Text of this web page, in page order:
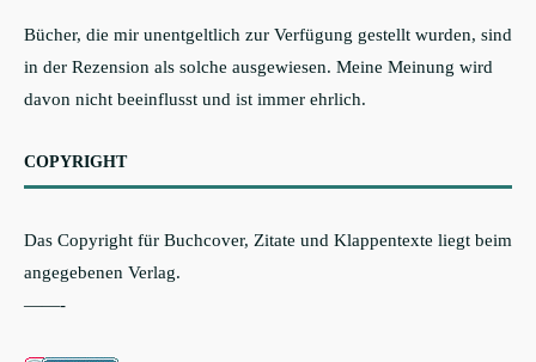
Bücher, die mir unentgeltlich zur Verfügung gestellt wurden, sind
in der Rezension als solche ausgewiesen. Meine Meinung wird
davon nicht beeinflusst und ist immer ehrlich.
COPYRIGHT
Das Copyright für Buchcover, Zitate und Klappentexte liegt beim
angegebenen Verlag.
——-